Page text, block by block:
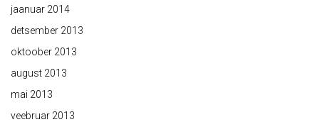
jaanuar 2014
detsember 2013
oktoober 2013
august 2013
mai 2013
veebruar 2013